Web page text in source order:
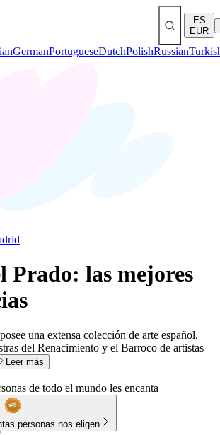
ES
EUR
GermanPortugueseDutchPolishRussian
Prado: las mejores
una extensa colección de arte español,
del Renacimiento y el Barroco de artistas
Leer más
de todo el mundo les encanta
personas nos eligen